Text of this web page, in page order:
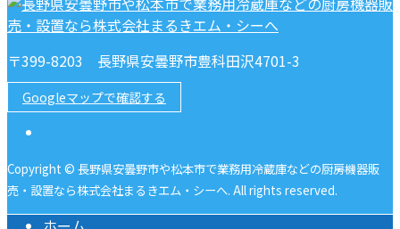
〒399-8203 長野県安曇野市豊科田沢4701-3
Googleマップで確認する
Copyright © 長野県安曇野市や松本市で業務用冷蔵庫などの厨房機器販
売・設置なら株式会社まるきエム・シーへ. All rights reserved.